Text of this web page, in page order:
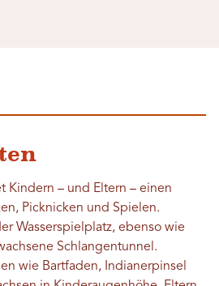
Kindern – und Eltern – einen
Picknicken und Spielen.
Wasserspielplatz, ebenso wie
Schlangentunnel.
wie Bartfaden, Indianerpinsel